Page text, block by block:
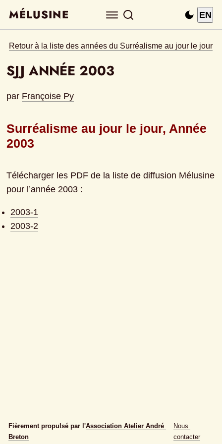
MÉLUSINE EN
Retour à la liste des années du Surréalisme au jour le jour
SJJ ANNÉE 2003
par Françoise Py
Surréalisme au jour le jour, Année
2003
Télécharger les PDF de la liste de diffusion Mélusine
pour l’année 2003 :
2003-1
2003-2
Fièrement propulsé par l'Association Atelier André
Breton
Nous
contacter